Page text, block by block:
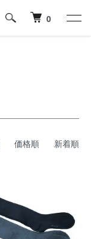
0
価格順 新着順